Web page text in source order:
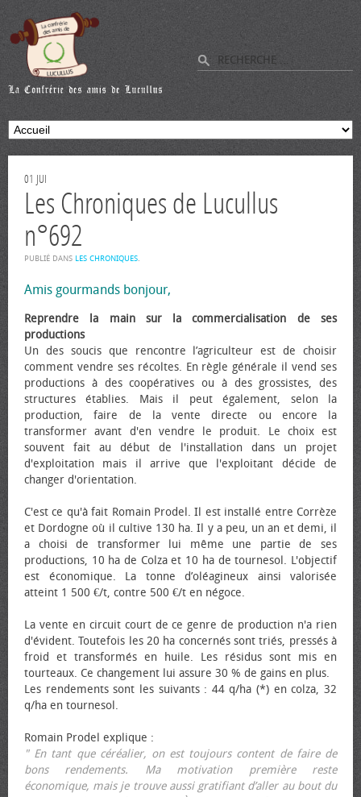
01 JUI
Les Chroniques de Lucullus
n°692
PUBLIÉ DANS LES CHRONIQUES.
Amis gourmands bonjour,
Reprendre la main sur la commercialisation de ses
productions
Un des soucis que rencontre l’agriculteur est de choisir
comment vendre ses récoltes. En règle générale il vend ses
productions à des coopératives ou à des grossistes, des
structures établies. Mais il peut également, selon la
production, faire de la vente directe ou encore la
transformer avant d'en vendre le produit. Le choix est
souvent fait au début de l'installation dans un projet
d'exploitation mais il arrive que l'exploitant décide de
changer d'orientation.
C'est ce qu'à fait Romain Prodel. Il est installé entre Corrèze
et Dordogne où il cultive 130 ha. Il y a peu, un an et demi, il
a choisi de transformer lui même une partie de ses
productions, 10 ha de Colza et 10 ha de tournesol. L'objectif
est économique. La tonne d’oléagineux ainsi valorisée
atteint 1 500 €/t, contre 500 €/t en négoce.
La vente en circuit court de ce genre de production n'a rien
d'évident. Toutefois les 20 ha concernés sont triés, pressés à
froid et transformés en huile. Les résidus sont mis en
tourteaux. Ce changement lui assure 30 % de gains en plus.
Les rendements sont les suivants : 44 q/ha (*) en colza, 32
q/ha en tournesol.
Romain Prodel explique :
" En tant que céréalier, on est toujours content de faire de
bons rendements. Ma motivation première reste
économique, mais je trouve aussi gratifiant d’aller au bout du